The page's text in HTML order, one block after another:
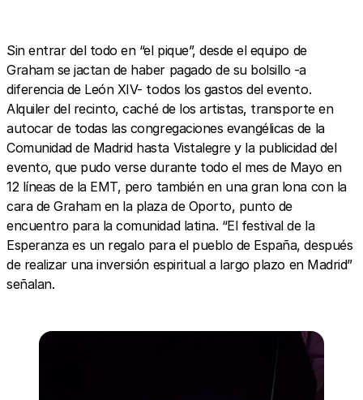
Sin entrar del todo en “el pique”, desde el equipo de
Graham se jactan de haber pagado de su bolsillo -a
diferencia de León XIV- todos los gastos del evento.
Alquiler del recinto, caché de los artistas, transporte en
autocar de todas las congregaciones evangélicas de la
Comunidad de Madrid hasta Vistalegre y la publicidad del
evento, que pudo verse durante todo el mes de Mayo en
12 líneas de la EMT, pero también en una gran lona con la
cara de Graham en la plaza de Oporto, punto de
encuentro para la comunidad latina. “El festival de la
Esperanza es un regalo para el pueblo de España, después
de realizar una inversión espiritual a largo plazo en Madrid”
señalan.